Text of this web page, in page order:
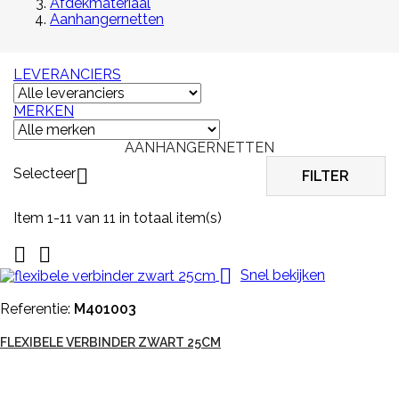
Aanhangernetten
LEVERANCIERS
MERKEN
AANHANGERNETTEN
Selecteer FILTER
Item 1-11 van 11 in totaal item(s)


 Snel bekijken
Referentie: M401003
FLEXIBELE VERBINDER ZWART 25CM